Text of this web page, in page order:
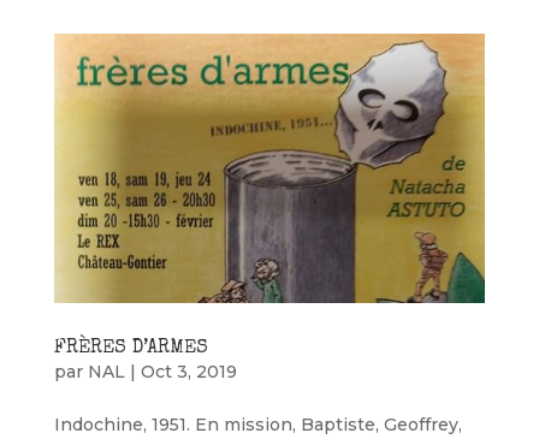
FRÈRES D’ARMES
par NAL| Oct 3, 2019
Indochine, 1951. En mission, Baptiste, Geoffrey,